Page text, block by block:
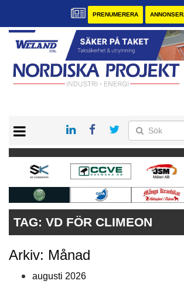
PRENUMERERA
KONTAKT
VÅRA ANDRA MAGASIN
PRENUMERERA
ANNONSERA
TAG: VD FÖR CLIMEON
Arkiv: Månad
augusti 2026